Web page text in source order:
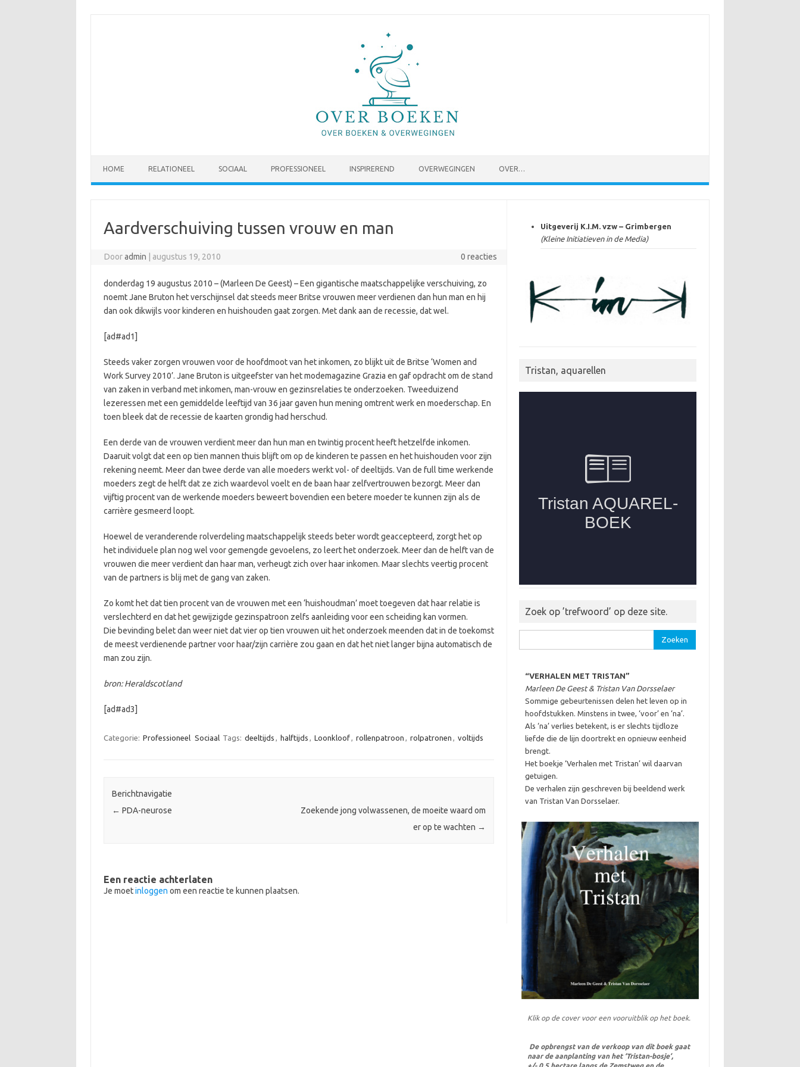
HOME RELATIONEEL SOCIAAL PROFESSIONEEL INSPIREREND OVERWEGINGEN OVER…
Aardverschuiving tussen vrouw en man
Dooradmin augustus 19, 2010 0 reacties
donderdag 19 augustus 2010 – (Marleen De Geest) – Een gigantische maatschappelijke verschuiving, zo
noemt Jane Bruton het verschijnsel dat steeds meer Britse vrouwen meer verdienen dan hun man en hij
dan ook dikwijls voor kinderen en huishouden gaat zorgen. Met dank aan de recessie, dat wel.
[ad#ad1]
Steeds vaker zorgen vrouwen voor de hoofdmoot van het inkomen, zo blijkt uit de Britse ‘Women and
Work Survey 2010’. Jane Bruton is uitgeefster van het modemagazine Grazia en gaf opdracht om de stand
van zaken in verband met inkomen, man-vrouw en gezinsrelaties te onderzoeken. Tweeduizend
lezeressen met een gemiddelde leeftijd van 36 jaar gaven hun mening omtrent werk en moederschap. En
toen bleek dat de recessie de kaarten grondig had herschud.
Een derde van de vrouwen verdient meer dan hun man en twintig procent heeft hetzelfde inkomen.
Daaruit volgt dat een op tien mannen thuis blijft om op de kinderen te passen en het huishouden voor zijn
rekening neemt. Meer dan twee derde van alle moeders werkt vol- of deeltijds. Van de full time werkende
moeders zegt de helft dat ze zich waardevol voelt en de baan haar zelfvertrouwen bezorgt. Meer dan
vijftig procent van de werkende moeders beweert bovendien een betere moeder te kunnen zijn als de
carrière gesmeerd loopt.
Hoewel de veranderende rolverdeling maatschappelijk steeds beter wordt geaccepteerd, zorgt het op
het individuele plan nog wel voor gemengde gevoelens, zo leert het onderzoek. Meer dan de helft van de
vrouwen die meer verdient dan haar man, verheugt zich over haar inkomen. Maar slechts veertig procent
van de partners is blij met de gang van zaken.
Zo komt het dat tien procent van de vrouwen met een ‘huishoudman’ moet toegeven dat haar relatie is
verslechterd en dat het gewijzigde gezinspatroon zelfs aanleiding voor een scheiding kan vormen.
Die bevinding belet dan weer niet dat vier op tien vrouwen uit het onderzoek meenden dat in de toekomst
de meest verdienende partner voor haar/zijn carrière zou gaan en dat het niet langer bijna automatisch de
man zou zijn.
bron: Heraldscotland
[ad#ad3]
Categorie: Professioneel Sociaal Tags: deeltijds , halftijds , Loonkloof, rollenpatroon , rolpatronen , voltijds
Berichtnavigatie
← PDA-neurose
Zoekende jong volwassenen, de moeite waard om
er op te wachten →
Een reactie achterlaten
Je moetinloggen om een reactie te kunnen plaatsen.
Uitgeverij K.I.M. vzw – Grimbergen
(Kleine Initiatieven in de Media)
Tristan, aquarellen
Zoek op ’trefwoord’ op deze site.
naar:
“VERHALEN MET TRISTAN”
Marleen De Geest & Tristan Van Dorsselaer
Sommige gebeurtenissen delen het leven op in
hoofdstukken. Minstens in twee, ‘voor’ en ‘na’.
Als ‘na’ verlies betekent, is er slechts tijdloze
liefde die de lijn doortrekt en opnieuw eenheid
brengt.
Het boekje ‘Verhalen met Tristan’ wil daarvan
getuigen.
De verhalen zijn geschreven bij beeldend werk
van Tristan Van Dorsselaer.
Klik op de cover voor een vooruitblik op het boek.
De opbrengst van de verkoop van dit boek gaat
naar de aanplanting van het ‘Tristan-bosje’,